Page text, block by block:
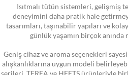
Isıtmalı tütün sistemleri, gelişmiş
deneyimini daha pratik hale
tasarımları, taşınabilir yapıları ve
günlük yaşamın birçok anında
Geniş cihaz ve aroma seçenekleri
alışkanlıklarına uygun modeli
serileri, TEREA ve HEETS ürünleriyle